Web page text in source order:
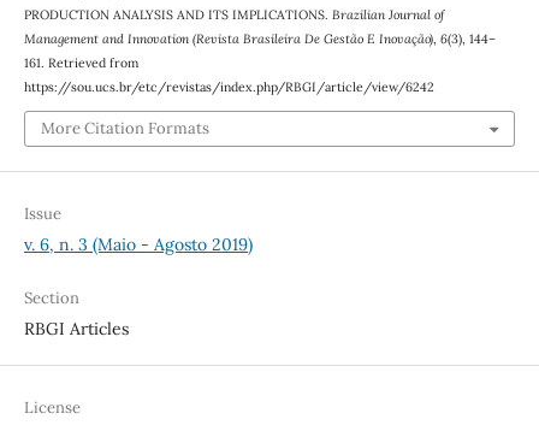
PRODUCTION ANALYSIS AND ITS IMPLICATIONS. Brazilian Journal of
Management and Innovation (Revista Brasileira De Gestão E Inovação), 6(3), 144–
161. Retrieved from
https://sou.ucs.br/etc/revistas/index.php/RBGI/article/view/6242
More Citation Formats
Issue
v. 6, n. 3 (Maio - Agosto 2019)
Section
RBGI Articles
License